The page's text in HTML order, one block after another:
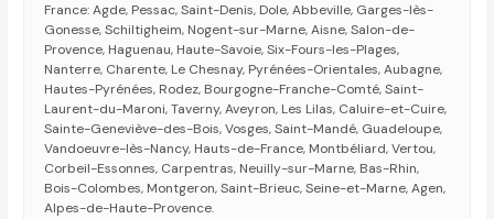
France: Agde, Pessac, Saint-Denis, Dole, Abbeville, Garges-lès-
Gonesse, Schiltigheim, Nogent-sur-Marne, Aisne, Salon-de-
Provence, Haguenau, Haute-Savoie, Six-Fours-les-Plages,
Nanterre, Charente, Le Chesnay, Pyrénées-Orientales, Aubagne,
Hautes-Pyrénées, Rodez, Bourgogne-Franche-Comté, Saint-
Laurent-du-Maroni, Taverny, Aveyron, Les Lilas, Caluire-et-Cuire,
Sainte-Geneviève-des-Bois, Vosges, Saint-Mandé, Guadeloupe,
Vandoeuvre-lès-Nancy, Hauts-de-France, Montbéliard, Vertou,
Corbeil-Essonnes, Carpentras, Neuilly-sur-Marne, Bas-Rhin,
Bois-Colombes, Montgeron, Saint-Brieuc, Seine-et-Marne, Agen,
Alpes-de-Haute-Provence.